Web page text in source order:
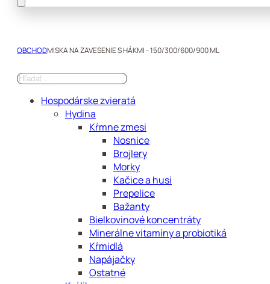
OBCHODMISKA NA ZAVESENIE S HÁKMI - 150/300/600/900 ML
Hospodárske zvieratá
Hydina
Kŕmne zmesi
Nosnice
Brojlery
Morky
Kačice a husi
Prepelice
Bažanty
Bielkovinové koncentráty
Minerálne vitamíny a probiotiká
Kŕmidlá
Napájačky
Ostatné